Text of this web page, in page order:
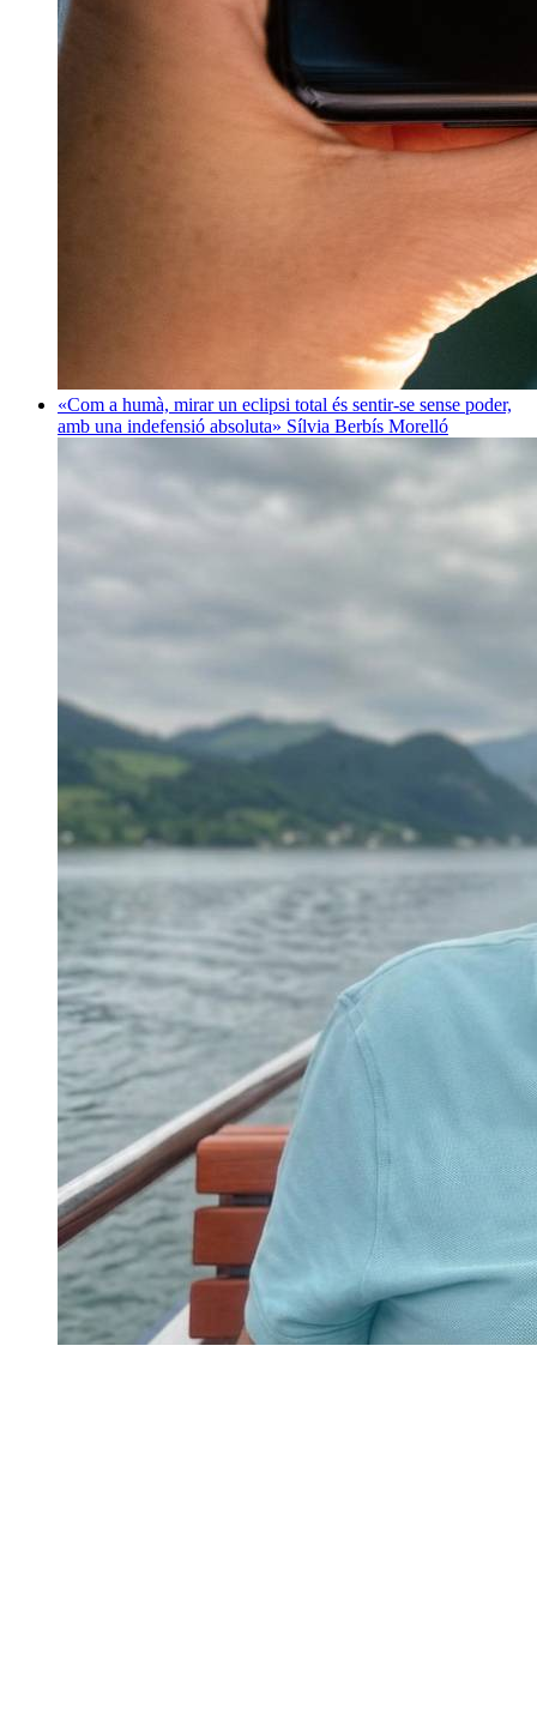
«Com a humà, mirar un eclipsi total és sentir-se sense poder,
amb una indefensió absoluta» Sílvia Berbís Morelló